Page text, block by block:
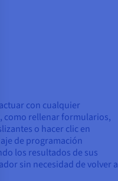
con cualquier
como rellenar formularios,
o hacer clic en
de programación
los resultados de sus
sin necesidad de volver a